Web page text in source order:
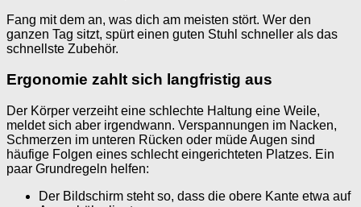
Fang mit dem an, was dich am meisten stört. Wer den
ganzen Tag sitzt, spürt einen guten Stuhl schneller als das
schnellste Zubehör.
Ergonomie zahlt sich langfristig aus
Der Körper verzeiht eine schlechte Haltung eine Weile,
meldet sich aber irgendwann. Verspannungen im Nacken,
Schmerzen im unteren Rücken oder müde Augen sind
häufige Folgen eines schlecht eingerichteten Platzes. Ein
paar Grundregeln helfen:
Der Bildschirm steht so, dass die obere Kante etwa auf